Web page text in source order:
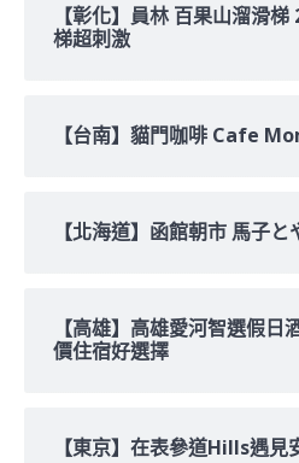
【彰化】員林 百果山溜滑
梯超刺激
【台南】貓門咖啡 Cafe
【北海道】函館朝市 馬子と
【高雄】高雄愛河智選假
價住宿好選擇
【東京】在表參道Hills遇見